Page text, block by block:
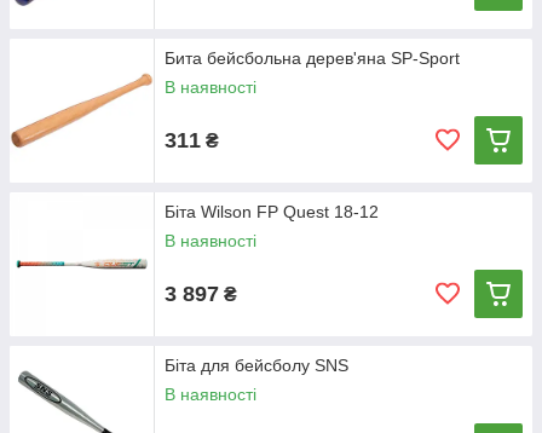
Бита бейсбольна дерев'яна SP-Sport
В наявності
311 ₴
Біта Wilson FP Quest 18-12
В наявності
3 897 ₴
Біта для бейсболу SNS
В наявності